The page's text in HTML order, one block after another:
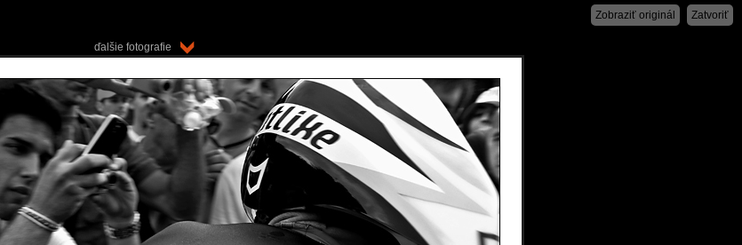
Zatvoriť
Zobraziť originál
ďalšie fotografie